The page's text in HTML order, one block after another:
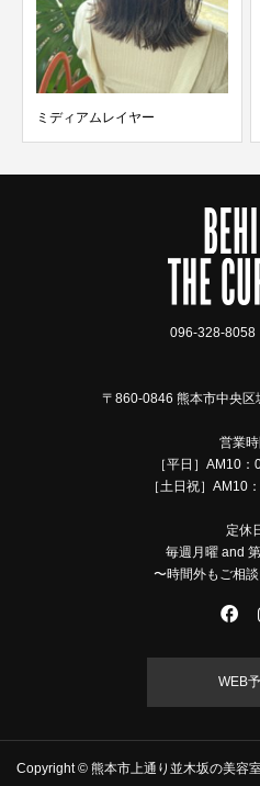
ミディアムレイヤー
096-328-8058
〒860-0846 熊本市中央
営業
［平日］AM10
［土日祝］AM10
定休
毎週月曜 and
〜時間外もご相
WEB
Copyright © 熊本市上通り並木坂の美容